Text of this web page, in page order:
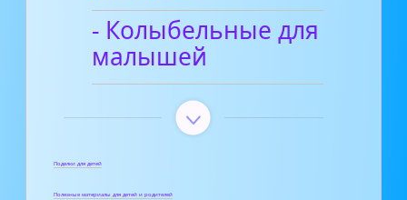
- Колыбельные для
малышей
Поделки для детей
Полезные материалы для детей и родителей